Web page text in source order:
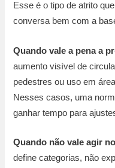
Esse é o tipo de atrito
conversa bem com a
Quando vale a pena a
aumento visível de
pedestres ou uso em
Nesses casos, uma
ganhar tempo para
Quando não vale agir
define categorias, não